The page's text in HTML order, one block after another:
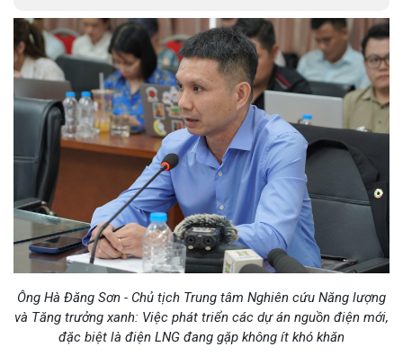
Ông Hà Đăng Sơn - Chủ tịch Trung tâm Nghiên cứu Năng lượng
và Tăng trưởng xanh: Việc phát triển các dự án nguồn điện mới,
đặc biệt là điện LNG đang gặp không ít khó khăn